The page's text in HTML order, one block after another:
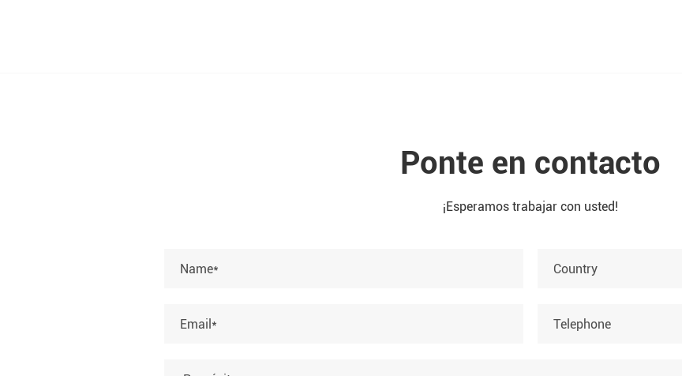
Ponte en contacto
¡Esperamos trabajar con usted!